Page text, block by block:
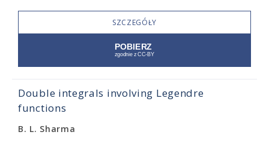
SZCZEGÓŁY
Double integrals involving Legendre
functions
B. L. Sharma